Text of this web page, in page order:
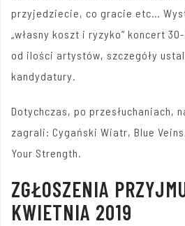
przyjedziecie, co gracie etc…
„własny koszt i ryzyko” koncert
od ilości artystów, szczegóły
kandydatury.
Dotychczas, po przesłuchaniach,
zagrali: Cygański Wiatr, Blue
Your Strength.
ZGŁOSZENIA
KWIETNIA 2019